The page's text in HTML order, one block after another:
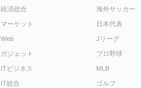
経済総合
マーケット
Web
ガジェット
ITビジネス
IT総合
海外サッカー
日本代表
Jリーグ
プロ野球
MLB
ゴルフ